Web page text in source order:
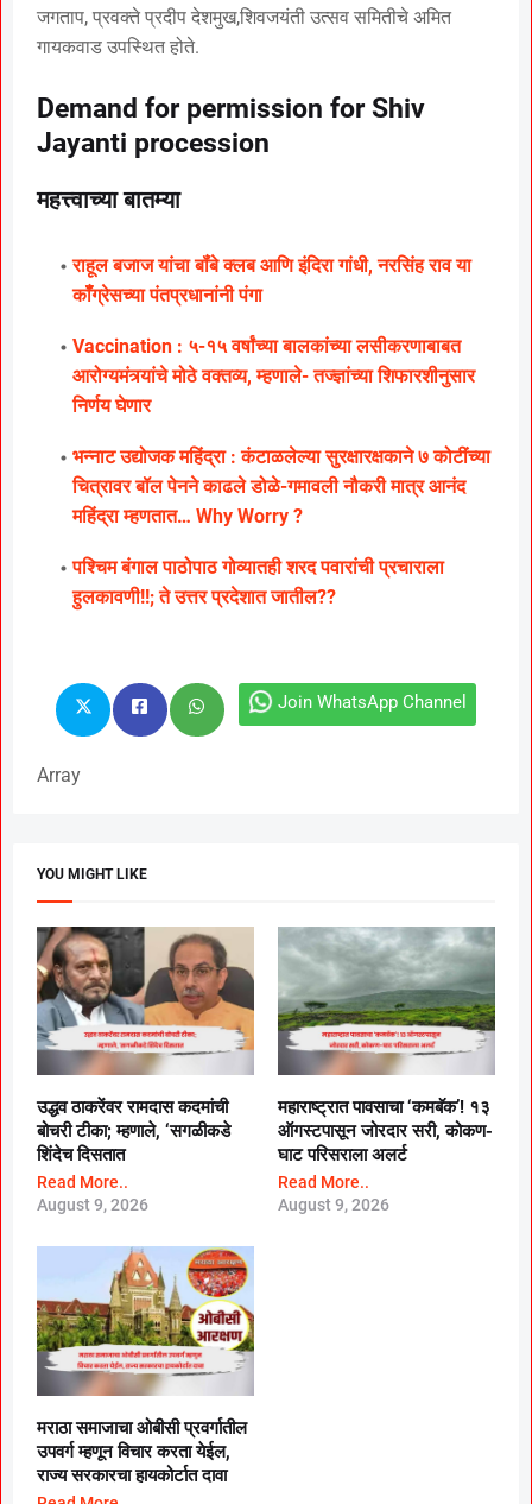
जगताप, प्रवक्ते प्रदीप देशमुख,शिवजयंती उत्सव समितीचे अमित
गायकवाड उपस्थित होते.
Demand for permission for Shiv
Jayanti procession
महत्त्वाच्या बातम्या
राहूल बजाज यांचा बॉंबे क्लब आणि इंदिरा गांधी, नरसिंह राव या
कॉँग्रेसच्या पंतप्रधानांनी पंगा
Vaccination : ५-१५ वर्षांच्या बालकांच्या लसीकरणाबाबत
आरोग्यमंत्र्यांचे मोठे वक्तव्य, म्हणाले- तज्ज्ञांच्या शिफारशीनुसार
निर्णय घेणार
भन्नाट उद्योजक महिंद्रा : कंटाळलेल्या सुरक्षारक्षकाने ७ कोटींच्या
चित्रावर बॉल पेनने काढले डोळे-गमावली नौकरी मात्र आनंद
महिंद्रा म्हणतात… Why Worry ?
पश्चिम बंगाल पाठोपाठ गोव्यातही शरद पवारांची प्रचाराला
हुलकावणी!!; ते उत्तर प्रदेशात जातील??
Join WhatsApp Channel
Array
YOU MIGHT LIKE
उद्धव ठाकरेंवर रामदास कदमांची
बोचरी टीका; म्हणाले, ‘सगळीकडे
शिंदेच दिसतात
Read More..
August 9, 2026
महाराष्ट्रात पावसाचा ‘कमबॅक’! १३
ऑगस्टपासून जोरदार सरी, कोकण-
घाट परिसराला अलर्ट
Read More..
August 9, 2026
मराठा समाजाचा ओबीसी प्रवर्गातील
उपवर्ग म्हणून विचार करता येईल,
राज्य सरकारचा हायकोर्टात दावा